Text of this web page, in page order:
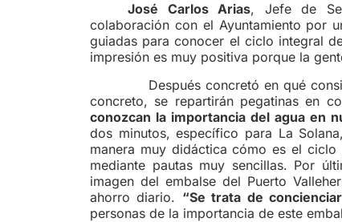
José Carlos Arias, Jefe de
colaboración con el Ayuntamiento por
guiadas para conocer el ciclo integral
impresión es muy positiva porque la
Después concretó en qué
concreto, se repartirán pegatinas en
conozcan la importancia del agua en
dos minutos, específico para La
manera muy didáctica cómo es el
mediante pautas muy sencillas. Por
imagen del embalse del Puerto
ahorro diario. “Se trata de concienciar
personas de la importancia de este